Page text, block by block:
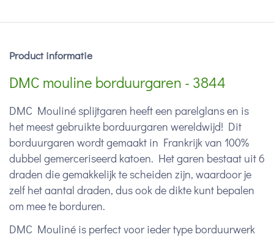
Product informatie
DMC mouline borduurgaren - 3844
DMC Mouliné splijtgaren heeft een parelglans en is
het meest gebruikte borduurgaren wereldwijd! Dit
borduurgaren wordt gemaakt in Frankrijk van 100%
dubbel gemerceriseerd katoen. Het garen bestaat uit 6
draden die gemakkelijk te scheiden zijn, waardoor je
zelf het aantal draden, dus ook de dikte kunt bepalen
om mee te borduren.
DMC Mouliné is perfect voor ieder type borduurwerk